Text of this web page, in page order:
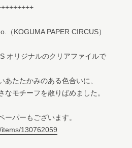
（KOGUMA PAPER CIRCUS）
オリジナルのクリアファイルで
たたかみのある色合いに、
なモチーフを散りばめました。
ーパーもございます。
130762059